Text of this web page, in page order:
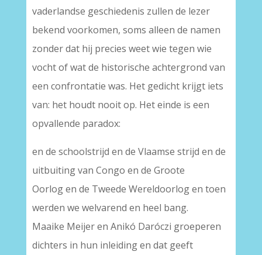
vaderlandse geschiedenis zullen de lezer
bekend voorkomen, soms alleen de namen
zonder dat hij precies weet wie tegen wie
vocht of wat de historische achtergrond van
een confrontatie was. Het gedicht krijgt iets
van: het houdt nooit op. Het einde is een
opvallende paradox:
en de schoolstrijd en de Vlaamse strijd en de
uitbuiting van Congo en de Groote
Oorlog en de Tweede Wereldoorlog en toen
werden we welvarend en heel bang.
Maaike Meijer en Anikó Daróczi groeperen
dichters in hun inleiding en dat geeft